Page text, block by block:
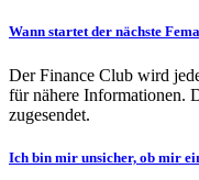
Wann startet der nächste
Der Finance Club wird
für nähere Informationen.
zugesendet.
Ich bin mir unsicher, ob mir